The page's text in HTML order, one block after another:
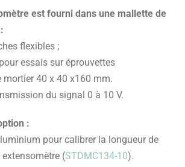
est fourni dans une mallette de
flexibles ;
essais sur éprouvettes
mortier 40 x 40 x160 mm.
du signal 0 à 10 V.
:
pour calibrer la longueur de
(STDMC134-10).